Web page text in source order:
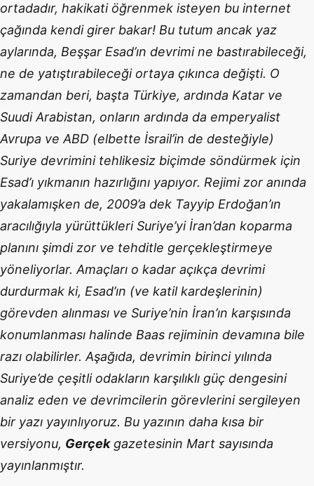
ortadadır, hakikati öğrenmek isteyen bu internet
çağında kendi girer bakar! Bu tutum ancak yaz
aylarında, Beşşar Esad’ın devrimi ne bastırabileceği,
ne de yatıştırabileceği ortaya çıkınca değişti. O
zamandan beri, başta Türkiye, ardında Katar ve
Suudi Arabistan, onların ardında da emperyalist
Avrupa ve ABD (elbette İsrail’in de desteğiyle)
Suriye devrimini tehlikesiz biçimde söndürmek için
Esad’ı yıkmanın hazırlığını yapıyor. Rejimi zor anında
yakalamışken de, 2009’a dek Tayyip Erdoğan’ın
aracılığıyla yürüttükleri Suriye’yi İran’dan koparma
planını şimdi zor ve tehditle gerçekleştirmeye
yöneliyorlar. Amaçları o kadar açıkça devrimi
durdurmak ki, Esad’ın (ve katil kardeşlerinin)
görevden alınması ve Suriye’nin İran’ın karşısında
konumlanması halinde Baas rejiminin devamına bile
razı olabilirler. Aşağıda, devrimin birinci yılında
Suriye’de çeşitli odakların karşılıklı güç dengesini
analiz eden ve devrimcilerin görevlerini sergileyen
bir yazı yayınlıyoruz. Bu yazının daha kısa bir
versiyonu, Gerçekgazetesinin Mart sayısında
yayınlanmıştır.